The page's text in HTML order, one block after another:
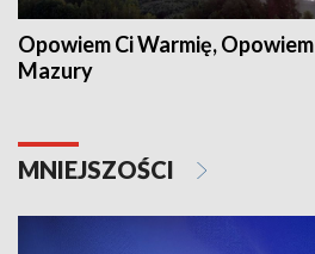
Opowiem Ci Warmię, Opowiem
Mazury
MNIEJSZOŚCI